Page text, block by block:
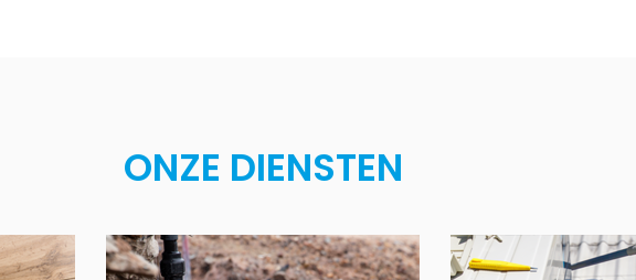
ONZE DIENSTEN